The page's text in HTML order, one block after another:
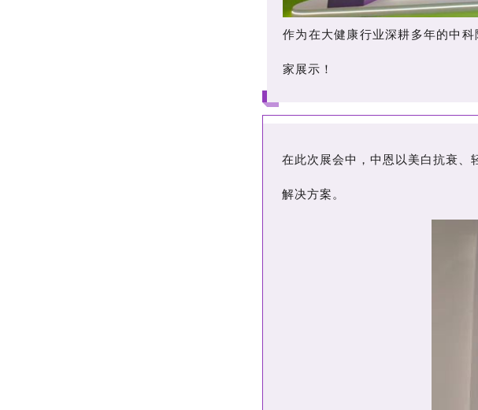
作为在大健康行业深耕多年的中
家展示！
在此次展会中，中恩以美白抗衰、
解决方案。